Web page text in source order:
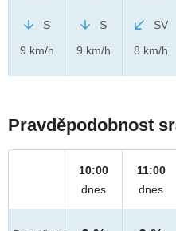
S
9 km/h
S
9 km/h
SV
8 km/h
Pravděpodobnost
10:00
dnes
11:00
dnes